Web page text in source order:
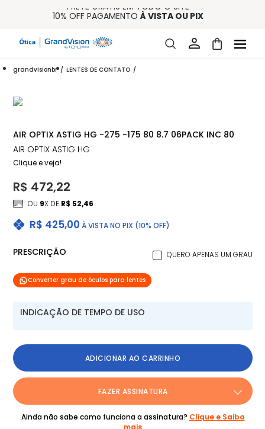
FRETE GRÁTIS EM TODO O SITE
10% OFF PAGAMENTO À VISTA OU PIX
15% OFF NA PRIMEIRA COMPRA (CONSULTE REGULAMENTO)
32% OFF NO COMBO - CONS. REG.
grandvisionbr LENTES DE CONTATO
AIR OPTIX ASTIG HG -275 -175 80 8.7 06PACK INC 80
AIR OPTIX ASTIG HG
Clique e veja!
R$ 425,00 À VISTA NO PIX (10% OFF)
R$ 472,22
OU 9X DE R$ 52,46
PRESCRIÇÃO QUERO APENAS UM GRAU
Converter grau de óculos para lentes
INDICAÇÃO DE TEMPO DE USO
ADICIONAR AO CARRINHO
FAZER ASSINATURA
Ainda não sabe como funciona a assinatura? Clique e Saiba
mais